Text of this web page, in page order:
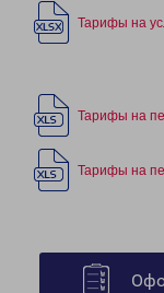
Тарифы на
Тарифы на
Тарифы на